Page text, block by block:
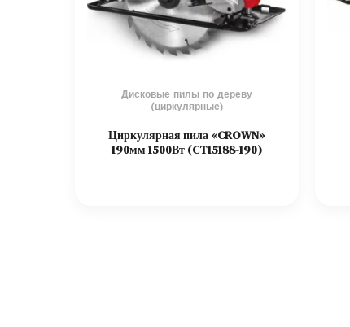
Дисковые пилы по дереву
(циркулярные)
Циркулярная пила «CROWN»
190мм 1500Вт (CT15188-190)